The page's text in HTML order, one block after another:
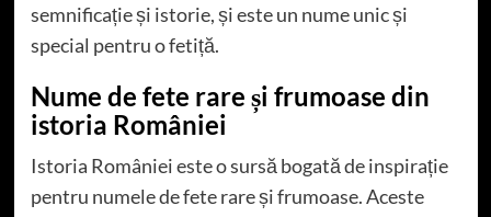
semnificație și istorie, și este un nume unic și
special pentru o fetiță.
Nume de fete rare și frumoase din
istoria României
Istoria României este o sursă bogată de inspirație
pentru numele de fete rare și frumoase. Aceste